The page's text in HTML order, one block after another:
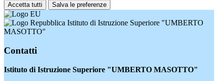
Accetta tutti Salva le preferenze
Istituto di Istruzione Superiore "UMBERTO
MASOTTO"
Contatti
Istituto di Istruzione Superiore "UMBERTO MASOTTO"